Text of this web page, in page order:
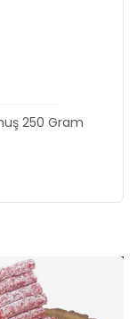
250 Gram